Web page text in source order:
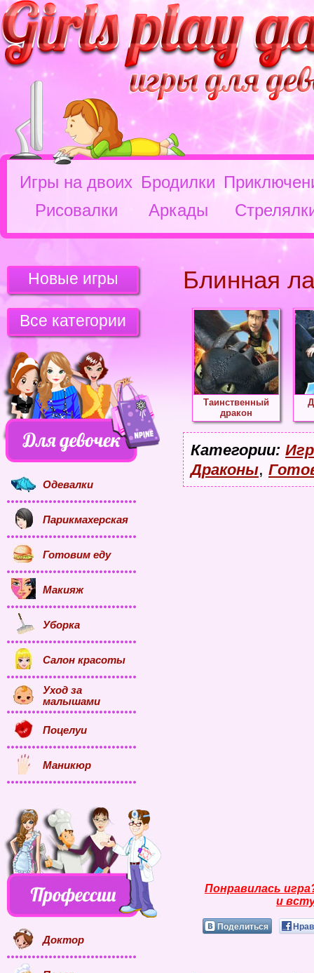
Игры на двоих Бродилки
Рисовалки
Аркады
Блинная
Таинственный
дракон
Категории:
Драконы,
Понравилась
и
Поделиться
Новые игры
Все категории
Одевалки
Парикмахерская
Готовим еду
Макияж
Уборка
Салон красоты
Уход за
малышами
Поцелуи
Маникюр
Доктор